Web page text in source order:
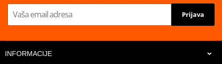
Prijava
INFORMACIJE